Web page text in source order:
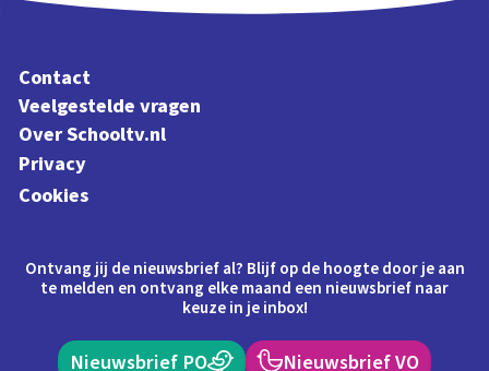
Contact
Veelgestelde vragen
Over Schooltv.nl
Privacy
Cookies
Ontvang jij de nieuwsbrief al? Blijf op de hoogte door je aan
te melden en ontvang elke maand een nieuwsbrief naar
keuze in je inbox!
Nieuwsbrief PO Nieuwsbrief VO